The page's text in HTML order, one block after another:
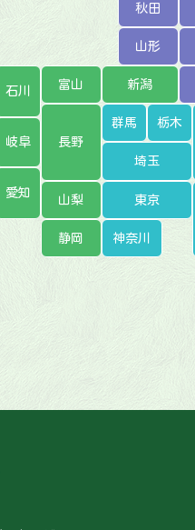
秋田
山形
群馬
栃木
埼玉
東京
神奈川
新潟
富山
石川
長野
岐阜
山梨
愛知
静岡